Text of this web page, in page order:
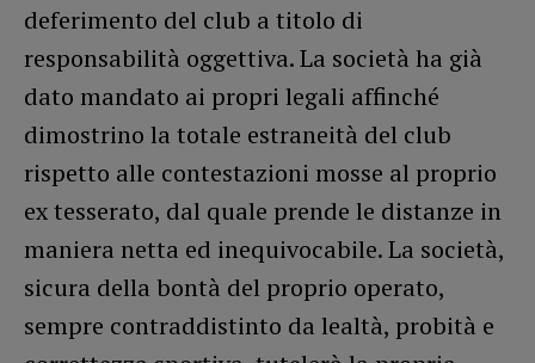
deferimento del club a titolo di
responsabilità oggettiva. La società ha già
dato mandato ai propri legali affinché
dimostrino la totale estraneità del club
rispetto alle contestazioni mosse al proprio
ex tesserato, dal quale prende le distanze in
maniera netta ed inequivocabile. La società,
sicura della bontà del proprio operato,
sempre contraddistinto da lealtà, probità e